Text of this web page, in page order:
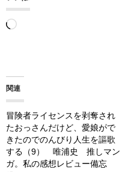
読
み
中…
関連
冒険者ライセンスを剥奪され
たおっさんだけど、愛娘がで
きたのでのんびり人生を謳歌
する（9） 唯浦史 推しマン
ガ。私の感想レビュー備忘